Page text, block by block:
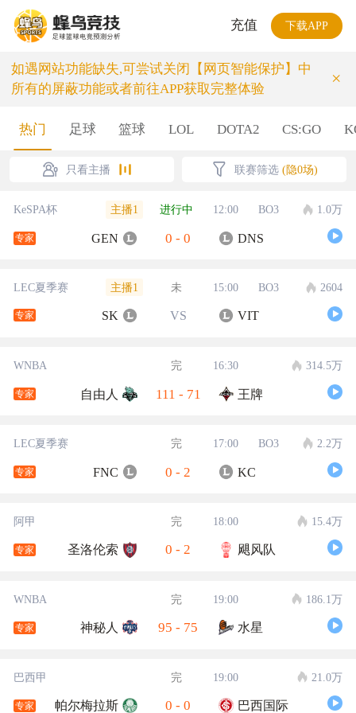
充值 下载APP
如遇网站功能缺失,可尝试关闭【网页智能保护】中
所有的屏蔽功能或者前往APP获取完整体验
×
热门 足球 篮球 LOL DOTA2 CS:GO
只看主播 联赛筛选 (隐0场)
KeSPA杯 主播1 进行中 12:00 BO3 1.0万
专家 GEN 0 - 0 DNS
LEC夏季赛 主播1 未 15:00 BO3 2604
专家 SK VS VIT
WNBA 完 16:30 314.5万
专家 自由人 111 - 71 王牌
LEC夏季赛 完 17:00 BO3 2.2万
专家 FNC 0 - 2 KC
阿甲 完 18:00 15.4万
专家 圣洛伦索 0 - 2 飓风队
WNBA 完 19:00 186.1万
专家 神秘人 95 - 75 水星
巴西甲 完 19:00 21.0万
专家 帕尔梅拉斯 0 - 0 巴西国际